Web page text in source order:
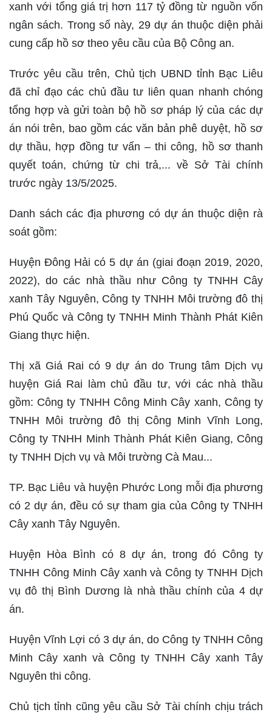
xanh với tổng giá trị hơn 117 tỷ đồng từ nguồn vốn
ngân sách. Trong số này, 29 dự án thuộc diện phải
cung cấp hồ sơ theo yêu cầu của Bộ Công an.
Trước yêu cầu trên, Chủ tịch UBND tỉnh Bạc Liêu
đã chỉ đạo các chủ đầu tư liên quan nhanh chóng
tổng hợp và gửi toàn bộ hồ sơ pháp lý của các dự
án nói trên, bao gồm các văn bản phê duyệt, hồ sơ
dự thầu, hợp đồng tư vấn – thi công, hồ sơ thanh
quyết toán, chứng từ chi trả,... về Sở Tài chính
trước ngày 13/5/2025.
Danh sách các địa phương có dự án thuộc diện rà
soát gồm:
Huyện Đông Hải có 5 dự án (giai đoạn 2019, 2020,
2022), do các nhà thầu như Công ty TNHH Cây
xanh Tây Nguyên, Công ty TNHH Môi trường đô thị
Phú Quốc và Công ty TNHH Minh Thành Phát Kiên
Giang thực hiện.
Thị xã Giá Rai có 9 dự án do Trung tâm Dịch vụ
huyện Giá Rai làm chủ đầu tư, với các nhà thầu
gồm: Công ty TNHH Công Minh Cây xanh, Công ty
TNHH Môi trường đô thị Công Minh Vĩnh Long,
Công ty TNHH Minh Thành Phát Kiên Giang, Công
ty TNHH Dịch vụ và Môi trường Cà Mau...
TP. Bạc Liêu và huyện Phước Long mỗi địa phương
có 2 dự án, đều có sự tham gia của Công ty TNHH
Cây xanh Tây Nguyên.
Huyện Hòa Bình có 8 dự án, trong đó Công ty
TNHH Công Minh Cây xanh và Công ty TNHH Dịch
vụ đô thị Bình Dương là nhà thầu chính của 4 dự
án.
Huyện Vĩnh Lợi có 3 dự án, do Công ty TNHH Công
Minh Cây xanh và Công ty TNHH Cây xanh Tây
Nguyên thi công.
Chủ tịch tỉnh cũng yêu cầu Sở Tài chính chịu trách